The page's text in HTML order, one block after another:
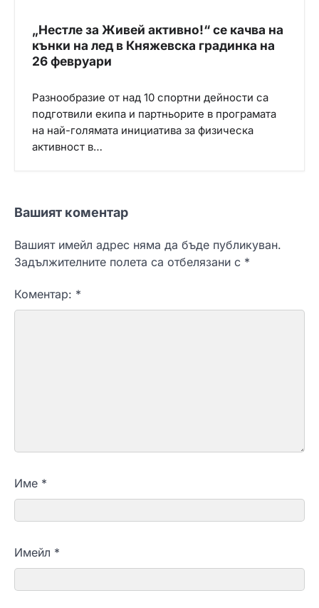
„Нестле за Живей активно!“ се качва на
кънки на лед в Княжевска градинка на
26 февруари
Разнообразие от над 10 спортни дейности са
подготвили екипа и партньорите в програмата
на най-голямата инициатива за физическа
активност в…
Вашият коментар
Вашият имейл адрес няма да бъде публикуван.
Задължителните полета са отбелязани с *
Коментар: *
Име *
Имейл *